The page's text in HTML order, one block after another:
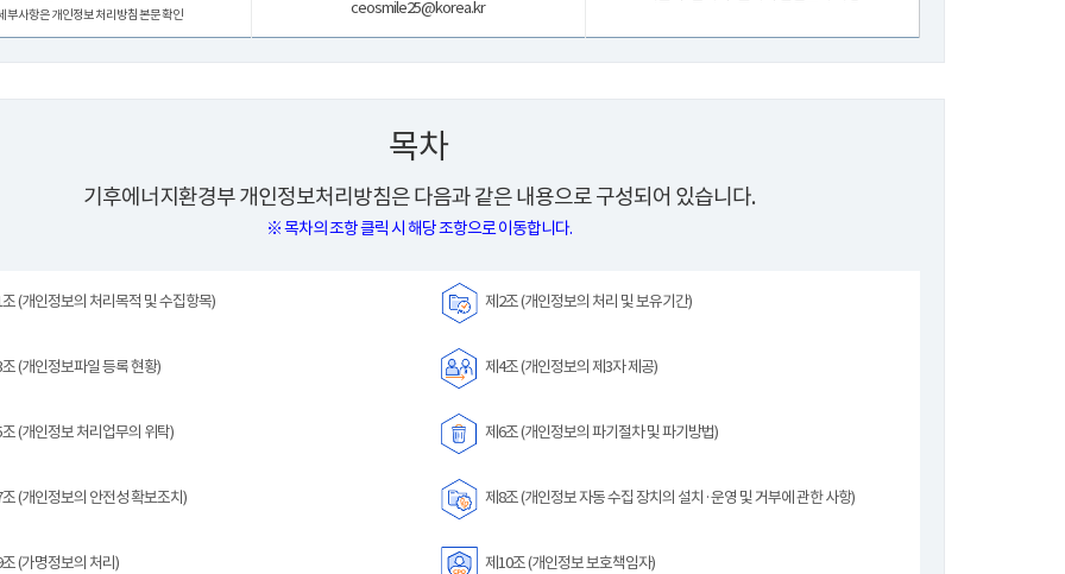
부사항은 개인정보 처리방침 본문 확인
ceosmile25@korea.kr
목차
기후에너지환경부 개인정보처리방침은 다음과 같은 내용으로 구성되어 있습니다.
※ 목차의 조항 클릭 시 해당 조항으로 이동합니다.
(개인정보의 처리목적 및 수집항목) 제2조 (개인정보의 처리 및 보유기간)
(개인정보파일 등록 현황) 제4조 (개인정보의 제3자 제공)
(개인정보 처리업무의 위탁) 제6조 (개인정보의 파기절차 및 파기방법)
(개인정보의 안전성 확보조치) 제8조 (개인정보 자동 수집 장치의 설치·운영 및 거부에 관한 사항)
(가명정보의 처리) 제10조 (개인정보 보호책임자)